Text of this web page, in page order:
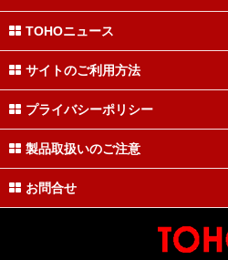
TOHOニュース
サイトのご利用方法
プライバシーポリシー
製品取扱いのご注意
お問合せ